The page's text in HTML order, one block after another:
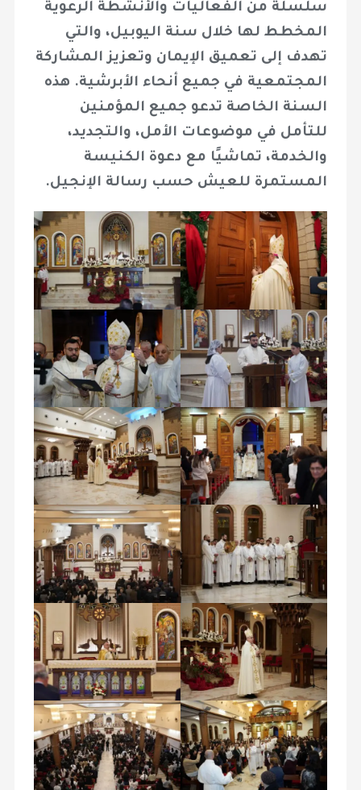
سلسلة من الفعاليات والأنشطة الرعوية
المخطط لها خلال سنة اليوبيل، والتي
تهدف إلى تعميق الإيمان وتعزيز المشاركة
المجتمعية في جميع أنحاء الأبرشية. هذه
السنة الخاصة تدعو جميع المؤمنين
للتأمل في موضوعات الأمل، والتجديد،
والخدمة، تماشيًا مع دعوة الكنيسة
المستمرة للعيش حسب رسالة الإنجيل.